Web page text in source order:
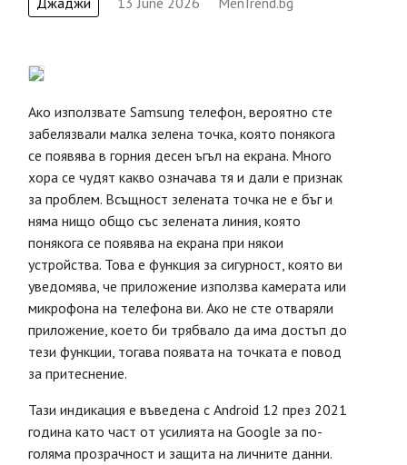
Ако използвате Samsung телефон, вероятно сте
забелязвали малка зелена точка, която понякога
се появява в горния десен ъгъл на екрана. Много
хора се чудят какво означава тя и дали е признак
за проблем. Всъщност зелената точка не е бъг и
няма нищо общо със зелената линия, която
понякога се появява на екрана при някои
устройства. Това е функция за сигурност, която ви
уведомява, че приложение използва камерата или
микрофона на телефона ви. Ако не сте отваряли
приложение, което би трябвало да има достъп до
тези функции, тогава появата на точката е повод
за притеснение.
Тази индикация е въведена с Android 12 през 2021
година като част от усилията на Google за по-
голяма прозрачност и защита на личните данни.